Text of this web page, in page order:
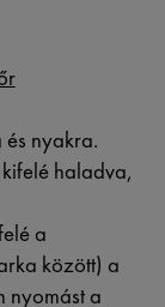
nyakra.
haladva,
a
között) a
nyomást a